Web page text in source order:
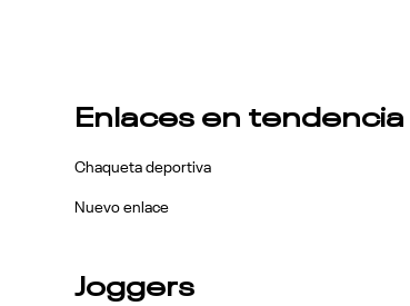
Enlaces en tendencia
Chaqueta deportiva
Nuevo enlace
Joggers